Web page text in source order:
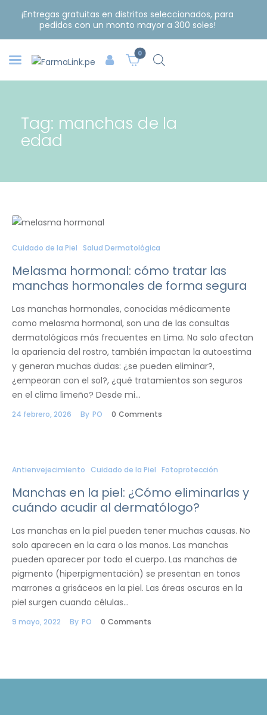
¡Entregas gratuitas en distritos seleccionados, para
pedidos con un monto mayor a 300 soles!
0
Tag: manchas de la
edad
Cuidado de la Piel Salud Dermatológica
Melasma hormonal: cómo tratar las
manchas hormonales de forma segura
Las manchas hormonales, conocidas médicamente
como melasma hormonal, son una de las consultas
dermatológicas más frecuentes en Lima. No solo afectan
la apariencia del rostro, también impactan la autoestima
y generan muchas dudas: ¿se pueden eliminar?,
¿empeoran con el sol?, ¿qué tratamientos son seguros
en el clima limeño? Desde mi…
24 febrero, 2026 By PO 0 Comments
Antienvejecimiento Cuidado de la Piel Fotoprotección
Manchas en la piel: ¿Cómo eliminarlas y
cuándo acudir al dermatólogo?
Las manchas en la piel pueden tener muchas causas. No
solo aparecen en la cara o las manos. Las manchas
pueden aparecer por todo el cuerpo. Las manchas de
pigmento (hiperpigmentación) se presentan en tonos
marrones a grisáceos en la piel. Las áreas oscuras en la
piel surgen cuando células…
9 mayo, 2022 By PO 0 Comments